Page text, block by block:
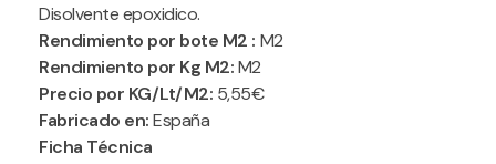
Disolvente epoxidico.
Rendimiento por bote M2 : M2
Rendimiento por Kg M2:M2
Precio por KG/Lt/M2: 5,55€
Fabricado en:España
Ficha Técnica